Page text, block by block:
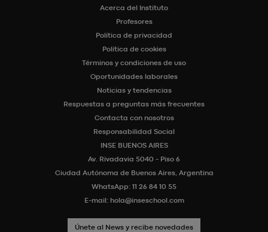
Acerca del Instituto
Profesores
Política de privacidad
Política de cookies
Términos y condiciones de uso
Oportunidades laborales
Noticias y tendencias
Respuestas a preguntas más frecuentes
Contacta con nosotros
Responsabilidad Social
INSE BUENOS AIRES
Av. Rivadavia 5040 - Piso 6
Ciudad Autónoma de Buenos Aires, Argentina
WhatsApp: 11 26 84 10 55
E-mail: hola@inseschool.com
Únete al News y recibe novedades